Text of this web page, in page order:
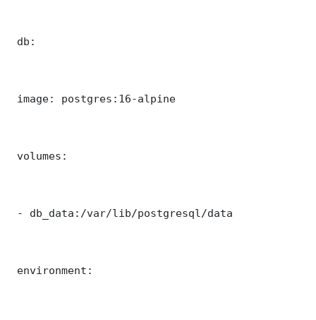
db:
image: postgres:16-alpine
volumes:
- db_data:/var/lib/postgresql/data
environment: